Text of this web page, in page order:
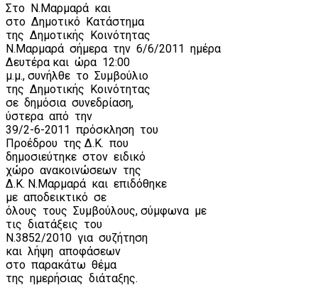
Στο Ν.Μαρμαρά και
στο Δημοτικό Κατάστημα
της Δημοτικής Κοινότητας
Ν.Μαρμαρά σήμερα την 6/6/2011 ημέρα
Δευτέρα και ώρα 12:00
μ.μ., συνήλθε το Συμβούλιο
της Δημοτικής Κοινότητας
σε δημόσια συνεδρίαση,
ύστερα από την
39/2-6-2011 πρόσκληση του
Προέδρου της Δ.Κ. που
δημοσιεύτηκε στον ειδικό
χώρο ανακοινώσεων της
Δ.Κ. Ν.Μαρμαρά και επιδόθηκε
με αποδεικτικό σε
όλους τους Συμβούλους, σύμφωνα με
τις διατάξεις του
Ν.3852/2010 για συζήτηση
και λήψη αποφάσεων
στο παρακάτω θέμα
της ημερήσιας διάταξης.